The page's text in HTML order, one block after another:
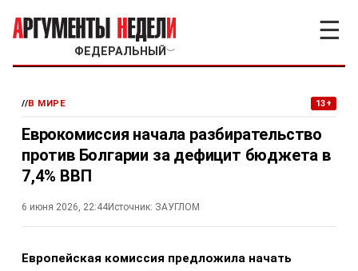
ФЕДЕРАЛЬНЫЙ ﹀
☰
//В МИРЕ 13+
Еврокомиссия начала разбирательство
против Болгарии за дефицит бюджета в
7,4% ВВП
6 июня 2026, 22:44Источник: ЗАУГЛОМ
Европейская комиссия предложила начать